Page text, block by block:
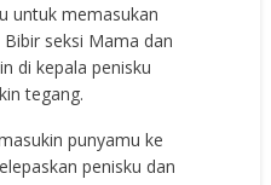
untuk memasukan
seksi Mama dan
di kepala penisku
tegang.
punyamu ke
penisku dan